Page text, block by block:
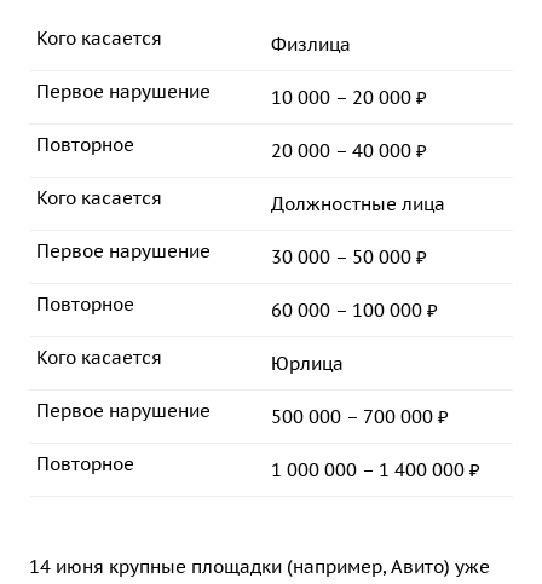
Физлица
Кого касается
10 000 – 20 000 ₽
Первое нарушение
20 000 – 40 000 ₽
Повторное
Должностные лица
Кого касается
30 000 – 50 000 ₽
Первое нарушение
60 000 – 100 000 ₽
Повторное
Юрлица
Кого касается
500 000 – 700 000 ₽
Первое нарушение
1 000 000 – 1 400 000 ₽
Повторное
14 июня крупные площадки (например, Авито) уже